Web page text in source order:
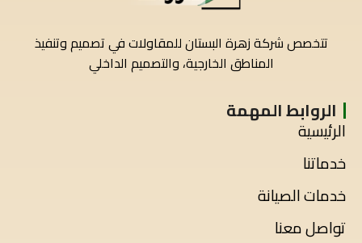
تتخصص شركة زهرة البستان للمقاولات في تصميم وتنفيذ
المناطق الخارجية، والتصميم الداخلي
الروابط المهمة
الرئيسية
خدماتنا
خدمات الصيانة
تواصل معنا